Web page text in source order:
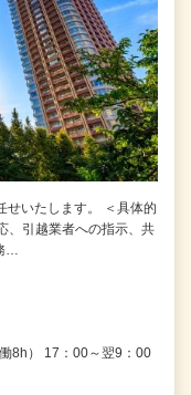
せいたします。 ＜具体的
、引越業者への指示、共
…
8h） 17：00～翌9：00